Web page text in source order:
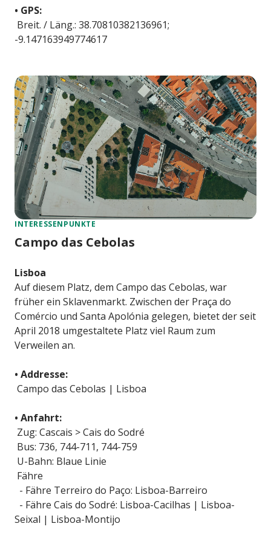
• GPS:
Breit. / Läng.: 38.70810382136961;
-9.147163949774617
INTERESSENPUNKTE
Campo das Cebolas
Lisboa
Auf diesem Platz, dem Campo das Cebolas, war
früher ein Sklavenmarkt. Zwischen der Praça do
Comércio und Santa Apolónia gelegen, bietet der seit
April 2018 umgestaltete Platz viel Raum zum
Verweilen an.
• Addresse:
Campo das Cebolas | Lisboa
• Anfahrt:
Zug: Cascais > Cais do Sodré
Bus: 736, 744-711, 744-759
U-Bahn: Blaue Linie
Fähre
- Fähre Terreiro do Paço: Lisboa-Barreiro
- Fähre Cais do Sodré: Lisboa-Cacilhas | Lisboa-
Seixal | Lisboa-Montijo